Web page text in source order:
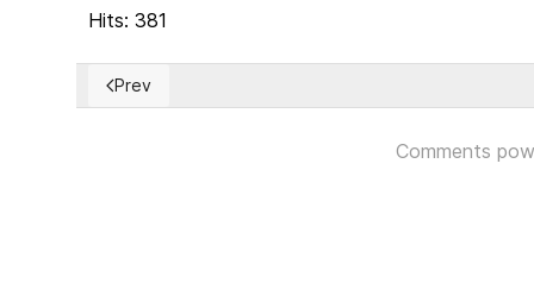
Hits: 381
Previous article: Colombia: Inicia último año del
Prev
Comments